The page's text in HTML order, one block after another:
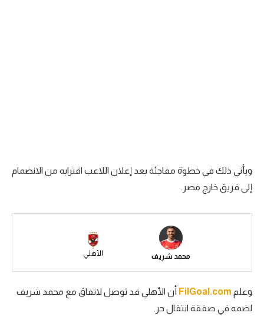
سعودي في الجول
القسم الثاني
رياضات أخرى
ويأتي ذلك في خطوة مفاجئة بعد إعلان اللاعب اقترابه من الانضمام
إلى فريق خارج مصر.
محمد شريف الأهلي
وعلم FilGoal.com
أن الأهلي قد توصل لاتفاق مع محمد شريف
لضمه في صفقة انتقال حر.